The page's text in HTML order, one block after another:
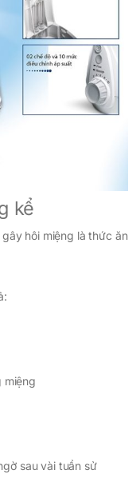
kể
hôi miệng là thức ăn
miệng
sau vài tuần sử